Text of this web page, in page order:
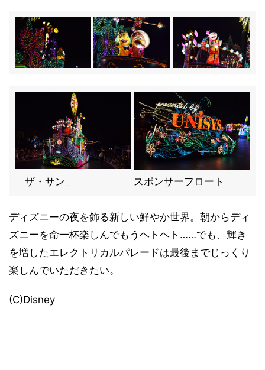
「ザ・サン」 スポンサーフロート
ディズニーの夜を飾る新しい鮮やか世界。朝からディ
ズニーを命一杯楽しんでもうヘトヘト……でも、輝き
を増したエレクトリカルパレードは最後までじっくり
楽しんでいただきたい。
(C)Disney